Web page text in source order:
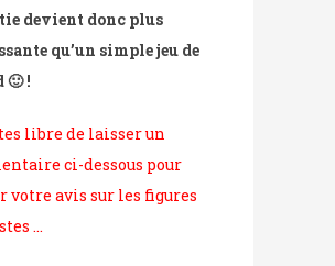
devient donc plus
qu’un simple jeu de
🙂 !
libre de laisser un
ci-dessous pour
votre avis sur les figures
…